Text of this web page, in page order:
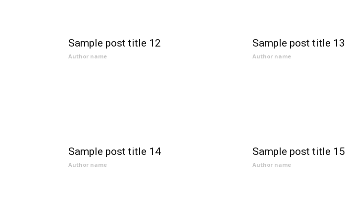
Sample post title 12
Author name
Sample post title 13
Author name
Sample post title 14
Author name
Sample post title 15
Author name